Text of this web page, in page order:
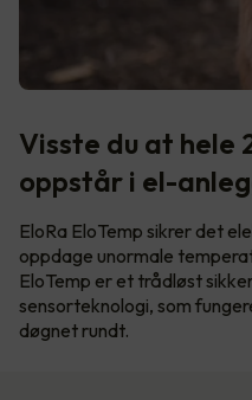
Visste du at hele
oppstår i el-
EloRa EloTemp sikrer det
oppdage unormale
EloTemp er et trådløst
sensorteknologi, som
døgnet rundt.